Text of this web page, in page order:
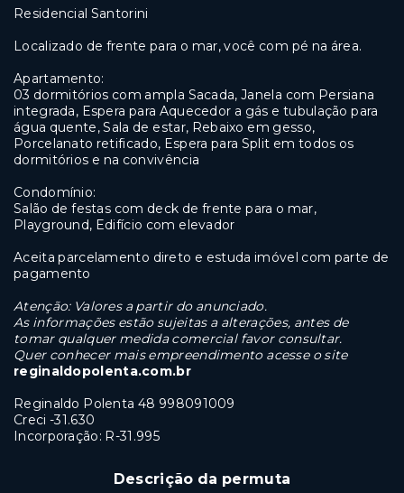
Residencial Santorini
Localizado de frente para o mar, você com pé na área.
Apartamento:
03 dormitórios com ampla Sacada, Janela com Persiana
integrada, Espera para Aquecedor a gás e tubulação para
água quente, Sala de estar, Rebaixo em gesso,
Porcelanato retificado, Espera para Split em todos os
dormitórios e na convivência
Condomínio:
Salão de festas com deck de frente para o mar,
Playground, Edifício com elevador
Aceita parcelamento direto e estuda imóvel com parte de
pagamento
Atenção: Valores a partir do anunciado.
As informações estão sujeitas a alterações, antes de
tomar qualquer medida comercial favor consultar.
Quer conhecer mais empreendimento acesse o site
reginaldopolenta.com.br
Reginaldo Polenta 48 998091009
Creci -31.630
Incorporação: R-31.995
Descrição da permuta